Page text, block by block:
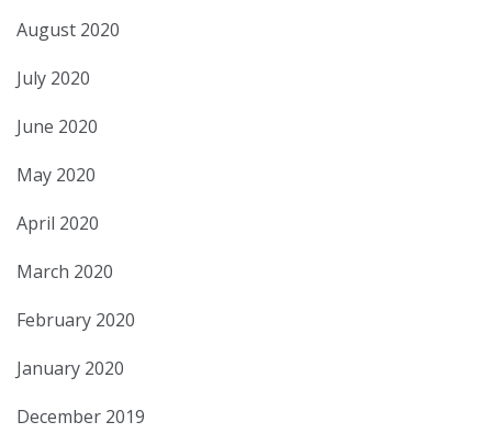
August 2020
July 2020
June 2020
May 2020
April 2020
March 2020
February 2020
January 2020
December 2019